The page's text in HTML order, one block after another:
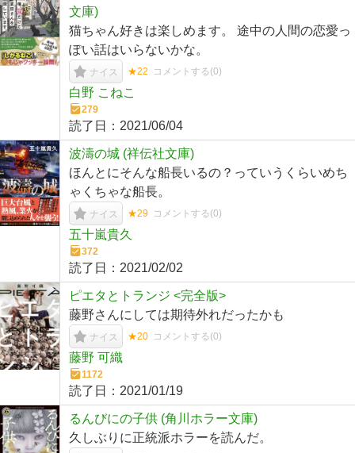
文庫)
猫ちゃん好きは楽しめます。 途中の人間の恋愛っ
ぽい話はいらないかな。
ナイス ★22 コメントする(0)
白野 こねこ
279
読了日： 2021/06/04
波濤の城 (祥伝社文庫)
ほんとにそんな船長いるの？っていうくらいめち
ゃくちゃな船長。
ナイス ★29 コメントする(0)
五十嵐貴久
372
読了日： 2021/02/02
ピエタとトランジ <完全版>
藤野さんにしては期待外れだったかも
ナイス ★20 コメントする(0)
藤野 可織
1172
読了日： 2021/01/19
るんびにの子供 (角川ホラー文庫)
久しぶりに正統派ホラーを読んだ。